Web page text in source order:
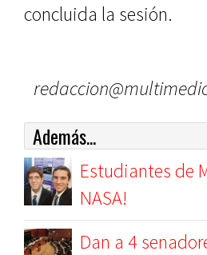
concluida la sesión.
Además...
Estudiantes de
NASA!
Dan a 4